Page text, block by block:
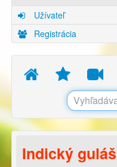
Užívateľ
Registrácia
Indický guláš